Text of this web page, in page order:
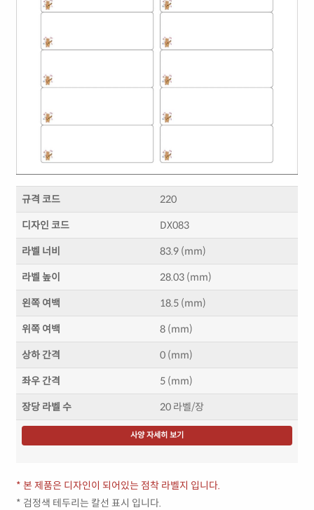
규격 코드 220
디자인 코드 DX083
라벨 너비 83.9 (mm)
라벨 높이 28.03 (mm)
왼쪽 여백 18.5 (mm)
위쪽 여백 8 (mm)
상하 간격 0 (mm)
좌우 간격 5 (mm)
장당 라벨 수 20 라벨/장
사양 자세히 보기
* 본 제품은 디자인이 되어있는 점착 라벨지 입니다.
* 검정색 테두리는 칼선 표시 입니다.